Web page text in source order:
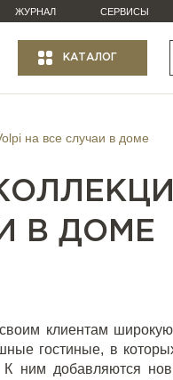
ЖУРНАЛ СЕРВИСЫ
КАТАЛОГ
на все случаи в доме
В ДОМЕ
своим клиентам
гостиные, в
К ним добавляются